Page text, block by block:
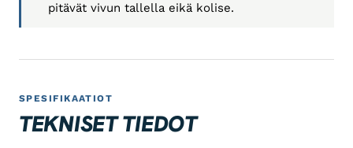
pitävät vivun tallella eikä kolise.
SPESIFIKAATIOT
TEKNISET TIEDOT